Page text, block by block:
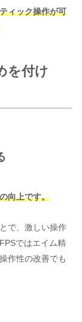
ィック操作が可
を付け
向上です。
で、激しい操作
ではエイム精
作性の改善でも